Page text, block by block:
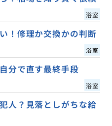
浴室
！修理か交換かの判断
浴室
分で直す最終手段
浴室
人？見落としがちな給